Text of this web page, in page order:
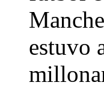
estuvo